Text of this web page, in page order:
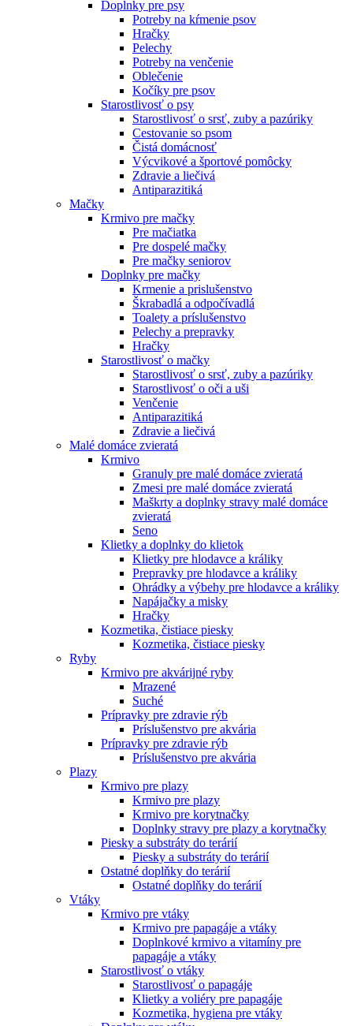
Doplnky pre psy
Potreby na kŕmenie psov
Hračky
Pelechy
Potreby na venčenie
Oblečenie
Kočíky pre psov
Starostlivosť o psy
Starostlivosť o srsť, zuby a pazúriky
Cestovanie so psom
Čistá domácnosť
Výcvikové a športové pomôcky
Zdravie a liečivá
Antiparazitiká
Mačky
Krmivo pre mačky
Pre mačiatka
Pre dospelé mačky
Pre mačky seniorov
Doplnky pre mačky
Krmenie a prislušenstvo
Škrabadlá a odpočívadlá
Toalety а príslušenstvo
Pelechy a prepravky
Hračky
Starostlivosť o mačky
Starostlivosť o srsť, zuby a pazúriky
Starostlivosť o oči a uši
Venčenie
Antiparazitiká
Zdravie a liečivá
Malé domáce zvieratá
Krmivo
Granuly pre malé domáce zvieratá
Zmesi pre malé domáce zvieratá
Maškrty a doplnky stravy malé domáce
zvieratá
Seno
Klietky a doplnky do klietok
Klietky pre hlodavce a králiky
Prepravky pre hlodavce a králiky
Ohrádky a výbehy pre hlodavce a králiky
Napájačky a misky
Hračky
Kozmetika, čistiace piesky
Kozmetika, čistiace piesky
Ryby
Krmivo pre akvárijné ryby
Mrazené
Suché
Prípravky pre zdravie rýb
Príslušenstvo pre akvária
Prípravky pre zdravie rýb
Príslušenstvo pre akvária
Plazy
Krmivo pre plazy
Krmivo pre plazy
Krmivo pre korytnačky
Doplnky stravy pre plazy a korytnačky
Piesky a substráty do terárií
Piesky a substráty do terárií
Ostatné doplňky do terárií
Ostatné doplňky do terárií
Vtáky
Krmivo pre vtáky
Krmivo pre papagáje a vtáky
Doplnkové krmivo a vitamíny pre
papagáje a vtáky
Starostlivosť o vtáky
Starostlivosť o papagáje
Klietky a voliéry pre papagáje
Kozmetika, hygiena pre vtáky